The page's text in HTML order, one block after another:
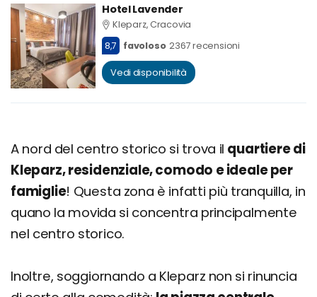
Hotel Lavender
Kleparz, Cracovia
8,7
favoloso 2367 recensioni
Vedi disponibilità
A nord del centro storico si trova il quartiere di
Kleparz, residenziale, comodo e ideale per
famiglie! Questa zona è infatti più tranquilla, in
quano la movida si concentra principalmente
nel centro storico.
Inoltre, soggiornando a Kleparz non si rinuncia